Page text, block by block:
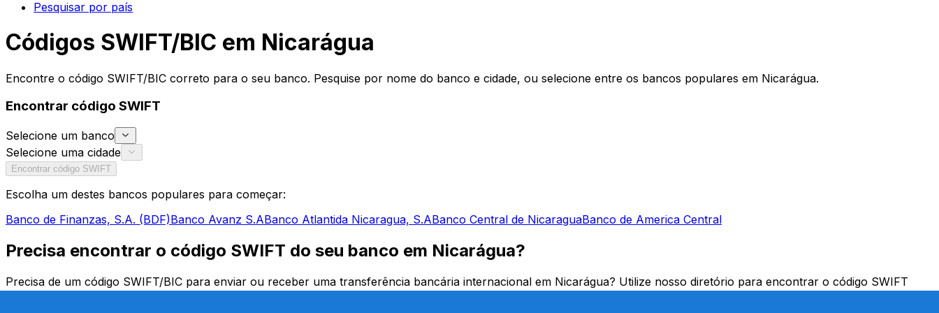
Pesquisar por país
Códigos SWIFT/BIC em Nicarágua
Encontre o código SWIFT/BIC correto para o seu banco. Pesquise por nome do banco e cidade, ou selecione entre os bancos populares em Nicarágua.
Encontrar código SWIFT
Selecione um banco
Selecione uma cidade
Encontrar código SWIFT
Escolha um destes bancos populares para começar:
Banco de Finanzas, S.A. (BDF)Banco Avanz S.ABanco Atlantida Nicaragua, S.ABanco Central de NicaraguaBanco de America Central
Precisa encontrar o código SWIFT do seu banco em Nicarágua?
Precisa de um código SWIFT/BIC para enviar ou receber uma transferência bancária internacional em Nicarágua? Utilize nosso diretório para encontrar o código SWIFT
correto do seu banco e agência específica. Quer esteja a transferir dinheiro para o Nicarágua ou a enviar fundos para o estrangeiro, ter o código SWIFT correto é essencial